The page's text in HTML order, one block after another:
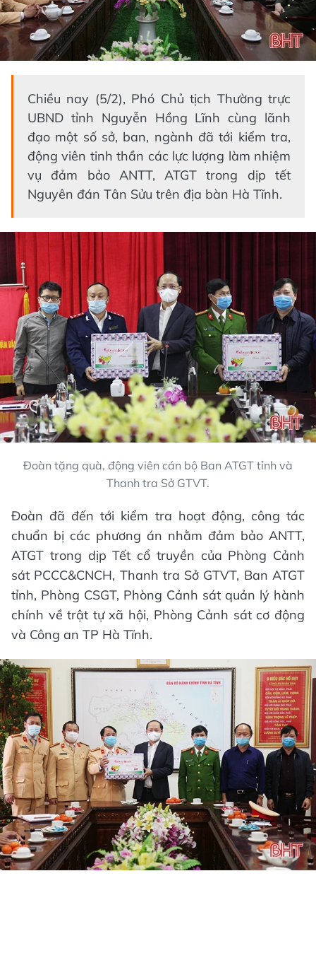
Chiều nay (5/2), Phó Chủ tịch Thường trực
UBND tỉnh Nguyễn Hồng Lĩnh cùng lãnh
đạo một số sở, ban, ngành đã tới kiểm tra,
động viên tinh thần các lực lượng làm nhiệm
vụ đảm bảo ANTT, ATGT trong dịp tết
Nguyên đán Tân Sửu trên địa bàn Hà Tĩnh.
Đoàn tặng quà, động viên cán bộ Ban ATGT tỉnh và
Thanh tra Sở GTVT.
Đoàn đã đến tới kiểm tra hoạt động, công tác
chuẩn bị các phương án nhằm đảm bảo ANTT,
ATGT trong dịp Tết cổ truyền của Phòng Cảnh
sát PCCC&CNCH, Thanh tra Sở GTVT, Ban ATGT
tỉnh, Phòng CSGT, Phòng Cảnh sát quản lý hành
chính về trật tự xã hội, Phòng Cảnh sát cơ động
và Công an TP Hà Tĩnh.